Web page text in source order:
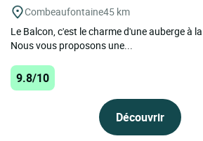
Combeaufontaine45 km
Le Balcon, c'est le charme d'une auberge à
Nous vous proposons une...
9.8/10
Découvrir